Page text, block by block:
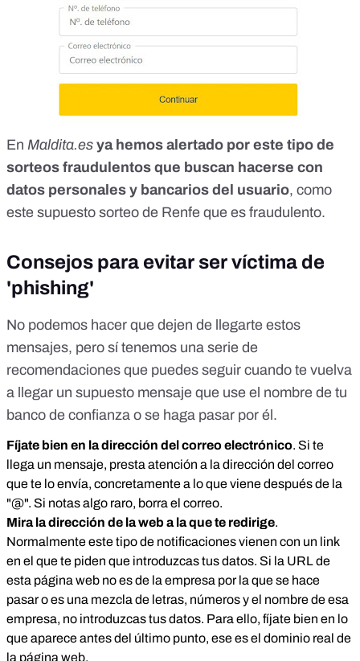
En Maldita.es ya hemos alertado por este tipo de
sorteos fraudulentos que buscan hacerse con
datos personales y bancarios del usuario, como
este supuesto sorteo de Renfe que es fraudulento.
Consejos para evitar ser víctima de
'phishing'
No podemos hacer que dejen de llegarte estos
mensajes, pero sí tenemos una serie de
recomendaciones que puedes seguir cuando te vuelva
a llegar un supuesto mensaje que use el nombre de tu
banco de confianza o se haga pasar por él.
Fíjate bien en la dirección del correo electrónico. Si te
llega un mensaje, presta atención a la dirección del correo
que te lo envía, concretamente a lo que viene después de la
"@". Si notas algo raro, borra el correo.
Mira la dirección de la web a la que te redirige.
Normalmente este tipo de notificaciones vienen con un link
en el que te piden que introduzcas tus datos. Si la URL de
esta página web no es de la empresa por la que se hace
pasar o es una mezcla de letras, números y el nombre de esa
empresa, no introduzcas tus datos. Para ello, fíjate bien en lo
que aparece antes del último punto, ese es el dominio real de
la página web.